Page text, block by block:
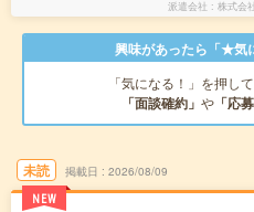
派遣会社 株式会
興味があったら「★気
「気になる！」を押し
「面談確約」 や 「応
未読
NEW
掲載日 2026/08/09